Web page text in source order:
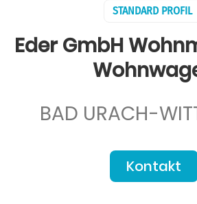
STANDARD PROFIL
Eder GmbH
BAD URACH-
Kontakt